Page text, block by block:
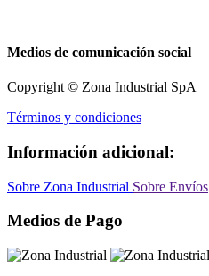
Medios de comunicación social
Copyright © Zona Industrial SpA
Términos y condiciones
Información adicional:
Sobre Zona Industrial Sobre Envíos
Medios de Pago